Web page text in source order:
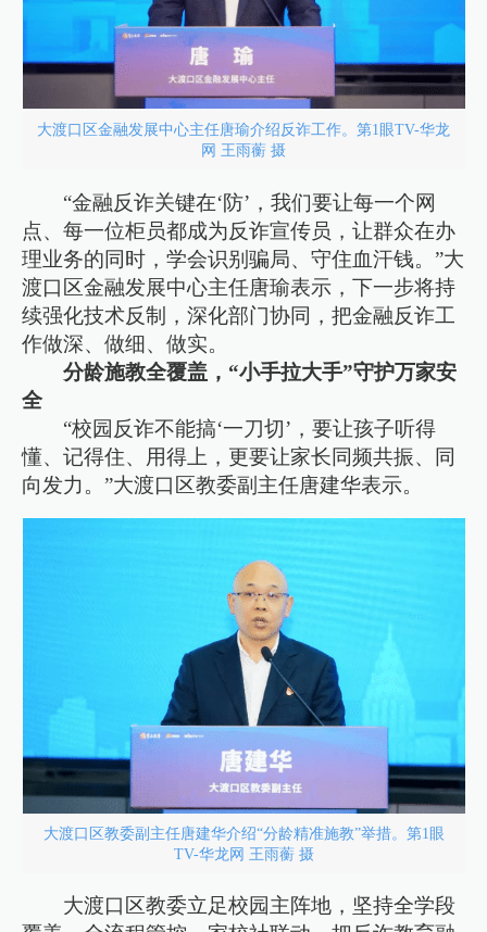
大渡口区金融发展中心主任唐瑜介绍反诈工作。第1眼TV-华龙
网 王雨蘅 摄
“金融反诈关键在‘防’，我们要让每一个网
点、每一位柜员都成为反诈宣传员，让群众在办
理业务的同时，学会识别骗局、守住血汗钱。”大
渡口区金融发展中心主任唐瑜表示，下一步将持
续强化技术反制，深化部门协同，把金融反诈工
作做深、做细、做实。
分龄施教全覆盖，“小手拉大手”守护万家安
全
“校园反诈不能搞‘一刀切’，要让孩子听得
懂、记得住、用得上，更要让家长同频共振、同
向发力。”大渡口区教委副主任唐建华表示。
大渡口区教委副主任唐建华介绍“分龄精准施教”举措。第1眼
TV-华龙网 王雨蘅 摄
大渡口区教委立足校园主阵地，坚持全学段